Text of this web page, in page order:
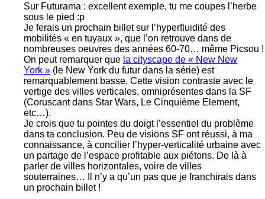
Sur Futurama : excellent exemple, tu me coupes l’herbe
sous le pied :p
Je ferais un prochain billet sur l’hyperfluidité des
mobilités « en tuyaux », que l’on retrouve dans de
nombreuses oeuvres des années 60-70… même Picsou !
On peut remarquer que la cityscape de « New New
York » (le New York du futur dans la série) est
remarquablement basse. Cette vision contraste avec le
vertige des villes verticales, omniprésentes dans la SF
(Coruscant dans Star Wars, Le Cinquième Element,
etc…).
Je crois que tu pointes du doigt l’essentiel du problème
dans ta conclusion. Peu de visions SF ont réussi, à ma
connaissance, à concilier l’hyper-verticalité urbaine avec
un partage de l’espace profitable aux piétons. De là à
parler de villes horizontales, voire de villes
souterraines… Il n’y a qu’un pas que je franchirais dans
un prochain billet !